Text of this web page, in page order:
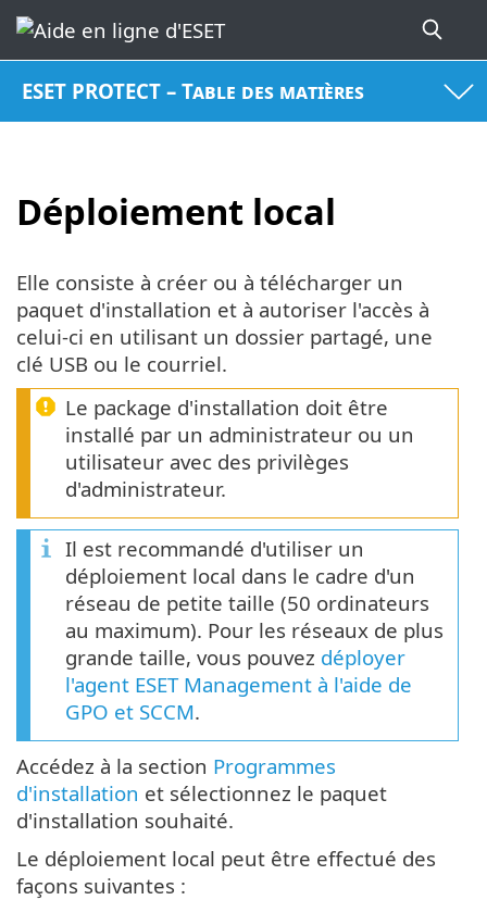
ESET PROTECT – Table des matières
Déploiement local
Elle consiste à créer ou à télécharger un
paquet d'installation et à autoriser l'accès à
celui-ci en utilisant un dossier partagé, une
clé USB ou le courriel.
Le package d'installation doit être
installé par un administrateur ou un
utilisateur avec des privilèges
d'administrateur.
Il est recommandé d'utiliser un
déploiement local dans le cadre d'un
réseau de petite taille (50 ordinateurs
au maximum). Pour les réseaux de plus
grande taille, vous pouvez déployer
l'agent ESET Management à l'aide de
GPO et SCCM.
Accédez à la section Programmes
d'installation et sélectionnez le paquet
d'installation souhaité.
Le déploiement local peut être effectué des
façons suivantes :